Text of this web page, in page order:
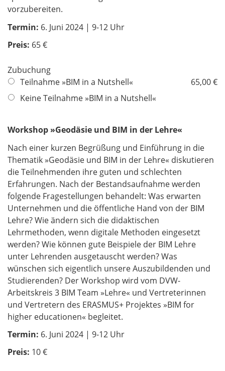
vorzubereiten.
Termin: 6. Juni 2024 | 9-12 Uhr
Preis: 65 €
Zubuchung
Teilnahme »BIM in a Nutshell«
65,00 €
Keine Teilnahme »BIM in a Nutshell«
Workshop »Geodäsie und BIM in der Lehre«
Nach einer kurzen Begrüßung und Einführung in die
Thematik »Geodäsie und BIM in der Lehre« diskutieren
die Teilnehmenden ihre guten und schlechten
Erfahrungen. Nach der Bestandsaufnahme werden
folgende Fragestellungen behandelt: Was erwarten
Unternehmen und die öffentliche Hand von der BIM
Lehre? Wie ändern sich die didaktischen
Lehrmethoden, wenn digitale Methoden eingesetzt
werden? Wie können gute Beispiele der BIM Lehre
unter Lehrenden ausgetauscht werden? Was
wünschen sich eigentlich unsere Auszubildenden und
Studierenden? Der Workshop wird vom DVW-
Arbeitskreis 3 BIM Team »Lehre« und Vertreterinnen
und Vertretern des ERASMUS+ Projektes »BIM for
higher educationen« begleitet.
Termin: 6. Juni 2024 | 9-12 Uhr
Preis: 10 €